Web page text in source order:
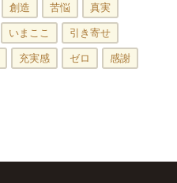
創造 苦悩
真実
いまここ
引き寄せ
充実感 ゼロ
感謝